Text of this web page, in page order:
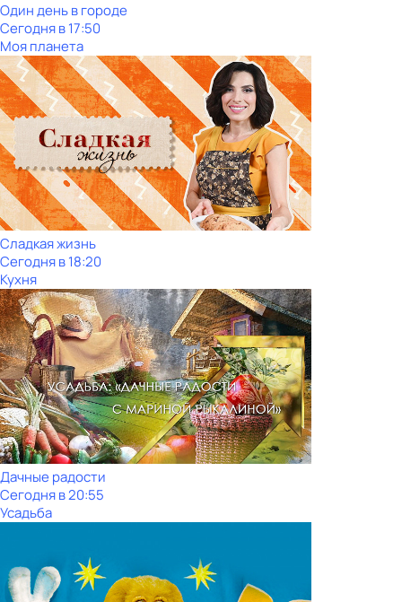
Один день в городе
Сегодня в 17:50
Моя планета
Сладкая жизнь
Сегодня в 18:20
Кухня
Дачные радости
Сегодня в 20:55
Усадьба